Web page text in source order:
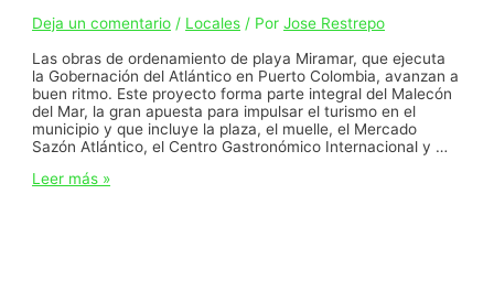
Deja un comentario / Locales / PorJose Restrepo
Las obras de ordenamiento de playa Miramar, que ejecuta
la Gobernación del Atlántico en Puerto Colombia, avanzan a
buen ritmo. Este proyecto forma parte integral del Malecón
del Mar, la gran apuesta para impulsar el turismo en el
municipio y que incluye la plaza, el muelle, el Mercado
Sazón Atlántico, el Centro Gastronómico Internacional y …
Avanzan
Leer más »